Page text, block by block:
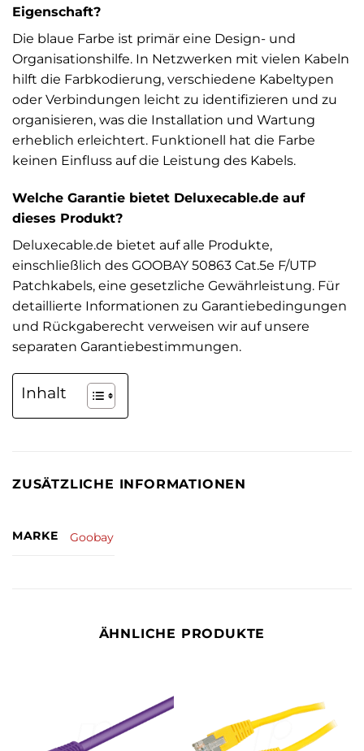
Eigenschaft?
Die blaue Farbe ist primär eine Design- und
Organisationshilfe. In Netzwerken mit vielen Kabeln
hilft die Farbkodierung, verschiedene Kabeltypen
oder Verbindungen leicht zu identifizieren und zu
organisieren, was die Installation und Wartung
erheblich erleichtert. Funktionell hat die Farbe
keinen Einfluss auf die Leistung des Kabels.
Welche Garantie bietet Deluxecable.de auf
dieses Produkt?
Deluxecable.de bietet auf alle Produkte,
einschließlich des GOOBAY 50863 Cat.5e F/UTP
Patchkabels, eine gesetzliche Gewährleistung. Für
detaillierte Informationen zu Garantiebedingungen
und Rückgaberecht verweisen wir auf unsere
separaten Garantiebestimmungen.
Inhalt
ZUSÄTZLICHE INFORMATIONEN
MARKE Goobay
ÄHNLICHE PRODUKTE